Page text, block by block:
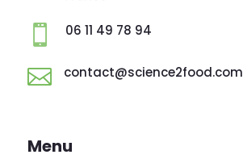
 06 11 49 78 94
 contact@science2food.com
Menu